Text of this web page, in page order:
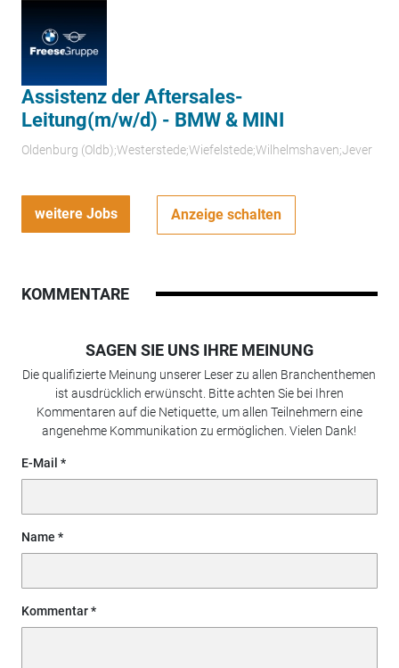
Assistenz der Aftersales-
Leitung(m/w/d) - BMW & MINI
Oldenburg (Oldb);Westerstede;Wiefelstede;Wilhelmshaven;Jever
weitere Jobs Anzeige schalten
KOMMENTARE
SAGEN SIE UNS IHRE MEINUNG
Die qualifizierte Meinung unserer Leser zu allen Branchenthemen
ist ausdrücklich erwünscht. Bitte achten Sie bei Ihren
Kommentaren auf die Netiquette, um allen Teilnehmern eine
angenehme Kommunikation zu ermöglichen. Vielen Dank!
E-Mail
Name
Kommentar